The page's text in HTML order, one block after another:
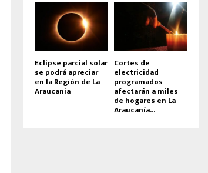
Eclipse parcial solar
se podrá apreciar
en la Región de La
Araucania
Cortes de
electricidad
programados
afectarán a miles
de hogares en La
Araucanía...